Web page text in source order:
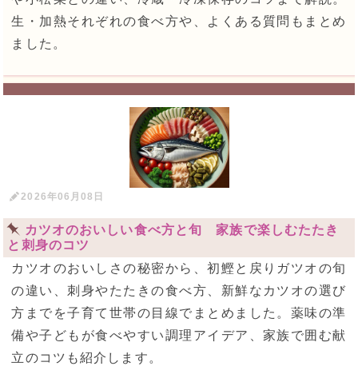
生・加熱それぞれの食べ方や、よくある質問もまとめ
ました。
2026年06月08日
カツオのおいしい食べ方と旬 家族で楽しむたたき
と刺身のコツ
カツオのおいしさの秘密から、初鰹と戻りガツオの旬
の違い、刺身やたたきの食べ方、新鮮なカツオの選び
方までを子育て世帯の目線でまとめました。薬味の準
備や子どもが食べやすい調理アイデア、家族で囲む献
立のコツも紹介します。